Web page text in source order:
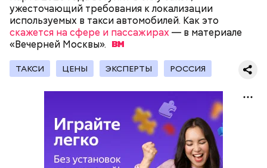
ужесточающий требования к локализации
используемых в такси автомобилей. Как это
скажется на сфере и пассажирах— в материале
«Вечерней Москвы».
ТАКСИ ЦЕНЫ ЭКСПЕРТЫ РОССИЯ
обжарить на сковороде. К ним добавляются зелень
петрушки, чеснок, соль и оливковое масло.
Получается очень вкусно, — поделился рецептом
Копылов.
лишним весом.